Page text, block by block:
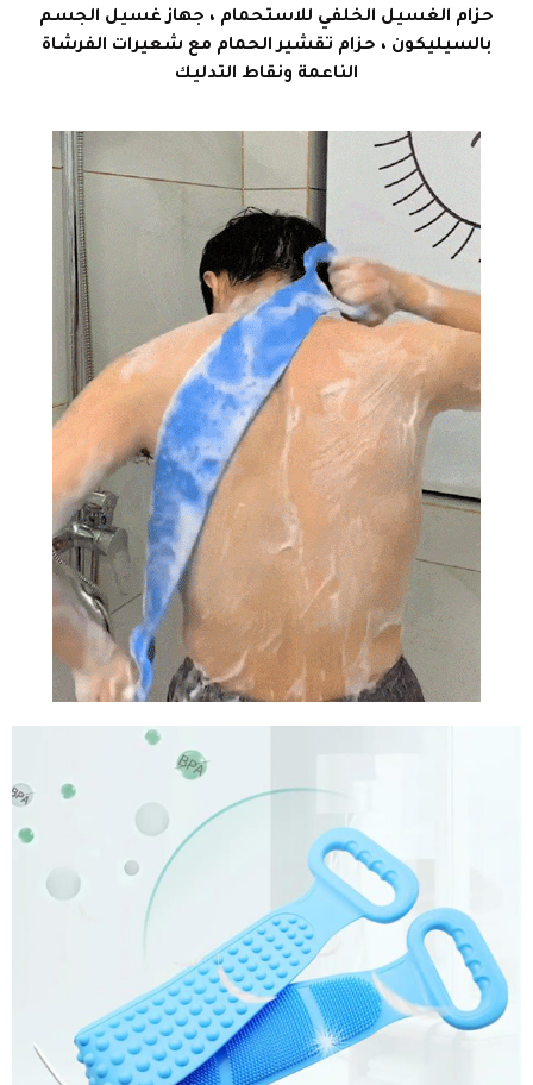
حزام الغسيل الخلفي للاستحمام ، جهاز غسيل الجسم
بالسيليكون ، حزام تقشير الحمام مع شعيرات الفرشاة
الناعمة ونقاط التدليك